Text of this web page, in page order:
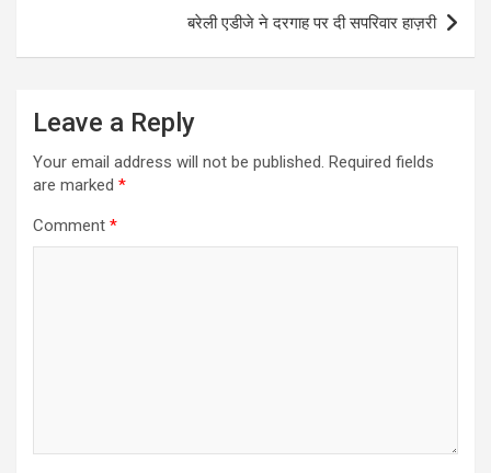
बरेली एडीजे ने दरगाह पर दी सपरिवार हाज़री
Leave a Reply
Your email address will not be published. Required fields
are marked *
Comment *